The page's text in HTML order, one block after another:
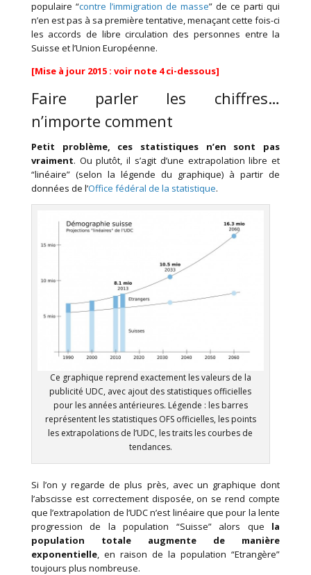
populaire “contre l’immigration de masse” de ce parti qui
n’en est pas à sa première tentative, menaçant cette fois-ci
les accords de libre circulation des personnes entre la
Suisse et l’Union Européenne.
[Mise à jour 2015 : voir note 4 ci-dessous]
Faire parler les chiffres…
n’importe comment
Petit problème, ces statistiques n’en sont pas
vraiment. Ou plutôt, il s’agit d’une extrapolation libre et
“linéaire” (selon la légende du graphique) à partir de
données de l’Office fédéral de la statistique.
Ce graphique reprend exactement les valeurs de la
publicité UDC, avec ajout des statistiques officielles
pour les années antérieures. Légende : les barres
représentent les statistiques OFS officielles, les points
les extrapolations de l’UDC, les traits les courbes de
tendances.
Si l’on y regarde de plus près, avec un graphique dont
l’abscisse est correctement disposée, on se rend compte
que l’extrapolation de l’UDC n’est linéaire que pour la lente
progression de la population “Suisse” alors que la
population totale augmente de manière
exponentielle, en raison de la population “Etrangère”
toujours plus nombreuse.